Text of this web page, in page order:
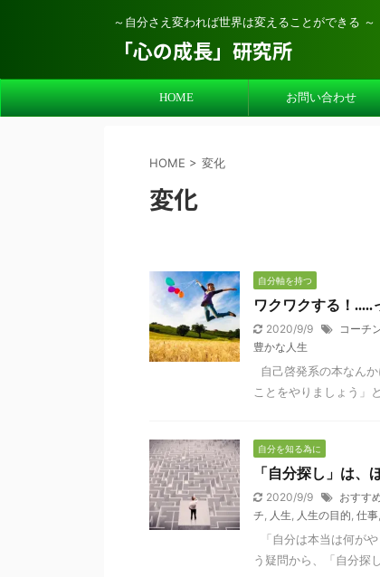
～自分さえ変われば世界は変えることができる ～
「心の成長」研究所
HOME お問い合わせ
HOME > 変化
変化
自分軸を持つ
ワクワクする！.....
2020/9/9 コーチ
豊かな人生
自己啓発系の本なん
ことをやりましょう」
自分を知る為に
「自分探し」は、
2020/9/9 おすす
チ, 人生, 人生の目的, 仕事,
「自分は本当は何が
う疑問から、「自分探